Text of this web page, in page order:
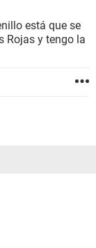
está que se
Rojas y tengo la